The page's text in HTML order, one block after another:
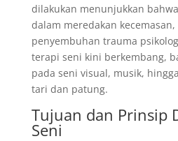
dilakukan menunjukkan
dalam meredakan
penyembuhan trauma
terapi seni kini berkembang,
pada seni visual, musik,
tari dan patung.
Tujuan dan Prinsip
Seni